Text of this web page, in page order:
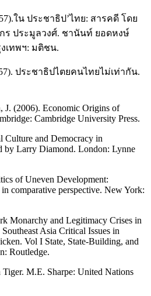
ใน ประชาธิป’ไทย: สารคดี โดย
ร ประมูลวงศ์. ชานันท์ ยอดหงษ์
งเทพฯ: มติชน.
ประชาธิปไตยคนไทยไม่เท่ากัน.
J. (2006). Economic Origins of
Cambridge University Press.
and Democracy in
by Larry Diamond. London: Lynne
of Uneven Development:
comparative perspective. New York:
Monarchy and Legitimacy Crises in
Asia Critical Issues in
Vol I State, State-Building, and
Routledge.
M.E. Sharpe: United Nations